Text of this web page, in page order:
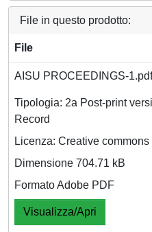
File in questo prodotto:
File
AISU PROCEEDINGS-
Tipologia: 2a Post-print
Record
Licenza: Creative commons
Dimensione 704.71 kB
Formato Adobe PDF
Visualizza/Apri